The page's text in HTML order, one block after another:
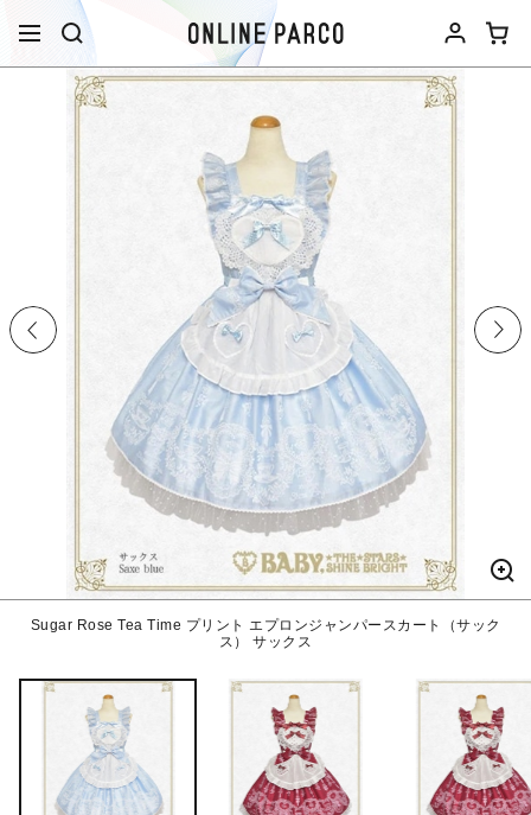
Sugar Rose Tea Time プリント エプロンジャンパースカート（サック
ス） サックス